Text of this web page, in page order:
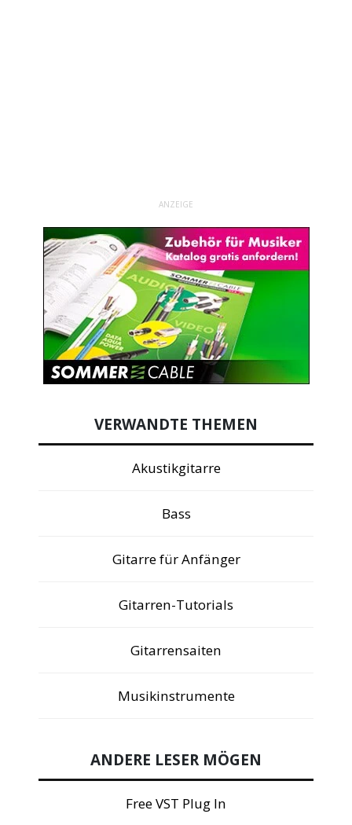
ANZEIGE
VERWANDTE THEMEN
Akustikgitarre
Bass
Gitarre für Anfänger
Gitarren-Tutorials
Gitarrensaiten
Musikinstrumente
ANDERE LESER MÖGEN
Free VST Plug In